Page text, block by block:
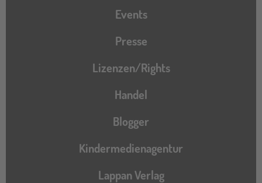
Events
Presse
Lizenzen/Rights
Handel
Blogger
Kindermedienagentur
Lappan Verlag